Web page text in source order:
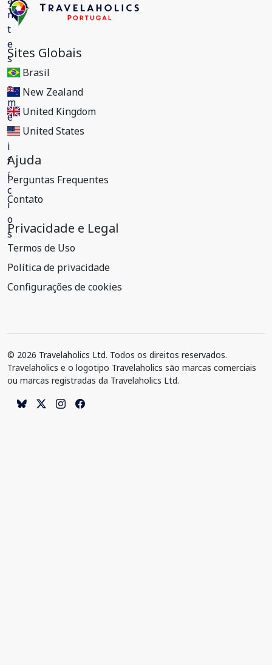
Sites Globais
Brasil
New Zealand
United Kingdom
United States
Ajuda
Perguntas Frequentes
Contato
Privacidade e Legal
Termos de Uso
Política de privacidade
Configurações de cookies
© 2026 Travelaholics Ltd. Todos os direitos reservados.
Travelaholics e o logotipo Travelaholics são marcas comerciais
ou marcas registradas da Travelaholics Ltd.